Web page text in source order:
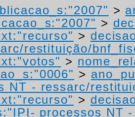
>
>
>
restituição/
>
>
NT - ressarc/
>
processos NT